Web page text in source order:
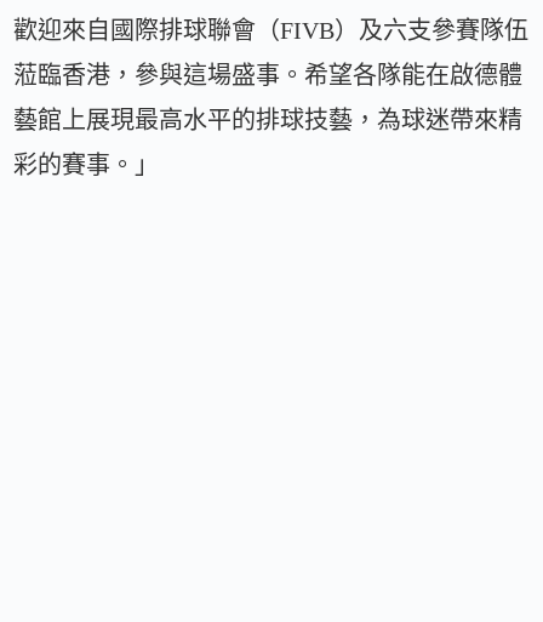
歡迎來自國際排球聯會（FIVB）及六支參賽隊伍
蒞臨香港，參與這場盛事。希望各隊能在啟德體
藝館上展現最高水平的排球技藝，為球迷帶來精
彩的賽事。」